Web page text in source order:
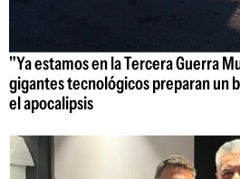
"Ya estamos en la Tercera Guerra
gigantes tecnológicos preparan un
el apocalipsis